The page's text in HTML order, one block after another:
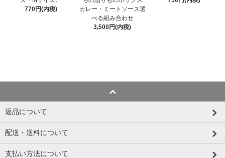
770円(内税)
カレー・ミートソース選
べる組み合わせ
3,500円(内税)
返品について
配送・送料について
支払い方法について